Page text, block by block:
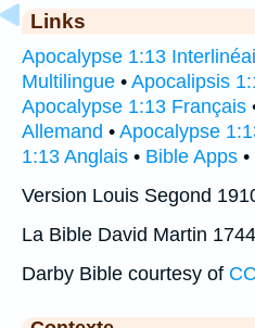
Links
Apocalypse 1:13
Multilingue • Apocalipsis
Apocalypse 1:13 Français
Allemand • Apocalypse
1:13 Anglais • Bible Apps •
Version Louis Segond
La Bible David Martin 1744
Darby Bible courtesy of